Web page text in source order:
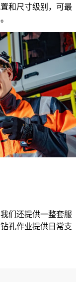
和尺寸级别，可最
们还提供一整套服
孔作业提供日常支